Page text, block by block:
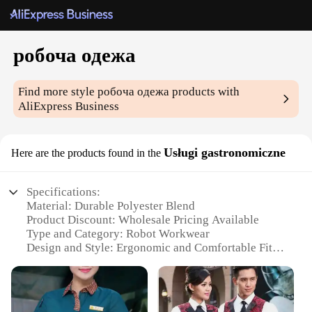
робоча одежа
Find more styleробоча одежа products with
AliExpress Business
Here are the products found in the Usługi gastronomiczne
Specifications:
Material: Durable Polyester Blend
Product Discount: Wholesale Pricing Available
Type and Category: Robot Workwear
Design and Style: Ergonomic and Comfortable Fit
Industry
Typical Adaptive Scenario: Restaurants, Cafes,
Hotels